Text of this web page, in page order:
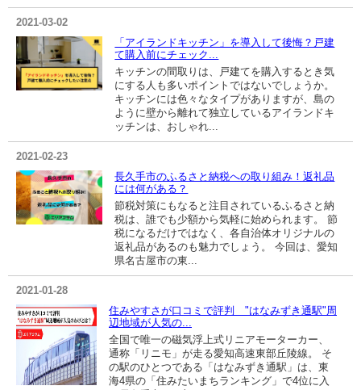
2021-03-02
「アイランドキッチン」を導入して後悔？戸建
て購入前にチェック...
キッチンの間取りは、戸建てを購入するとき気
にする人も多いポイントではないでしょうか。
キッチンには色々なタイプがありますが、島の
ように壁から離れて独立しているアイランドキ
ッチンは、おしゃれ...
2021-02-23
長久手市のふるさと納税への取り組み！返礼品
には何がある？
節税対策にもなると注目されているふるさと納
税は、誰でも少額から気軽に始められます。 節
税になるだけではなく、各自治体オリジナルの
返礼品があるのも魅力でしょう。 今回は、愛知
県名古屋市の東...
2021-01-28
住みやすさが口コミで評判 "はなみずき通駅"周
辺地域が人気の...
全国で唯一の磁気浮上式リニアモーターカー、
通称「リニモ」が走る愛知高速東部丘陵線。 そ
の駅のひとつである「はなみずき通駅」は、東
海4県の「住みたいまちランキング」で4位に入